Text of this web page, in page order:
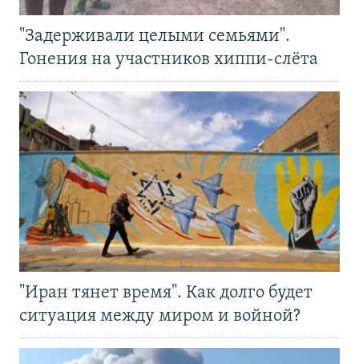
"Задерживали целыми семьями".
Гонения на участников хиппи-слёта
"Иран тянет время". Как долго будет
ситуация между миром и войной?